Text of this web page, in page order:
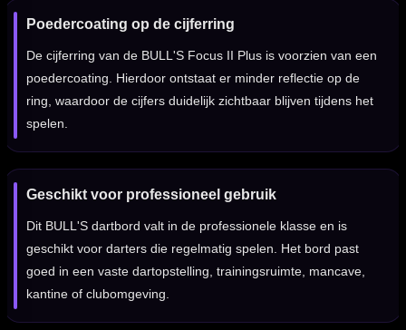
Poedercoating op de cijferring
De cijferring van de BULL'S Focus II Plus is voorzien van een
poedercoating. Hierdoor ontstaat er minder reflectie op de
ring, waardoor de cijfers duidelijk zichtbaar blijven tijdens het
spelen.
Geschikt voor professioneel gebruik
Dit BULL'S dartbord valt in de professionele klasse en is
geschikt voor darters die regelmatig spelen. Het bord past
goed in een vaste dartopstelling, trainingsruimte, mancave,
kantine of clubomgeving.